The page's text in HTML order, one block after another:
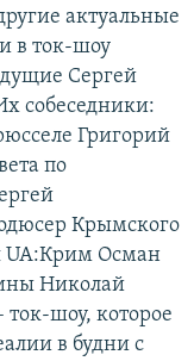
актуальные
в ток-шоу
Сергей
собеседники:
Григорий
по
Крымского
UA:Крим Осман
Николай
шоу, которое
в будни с